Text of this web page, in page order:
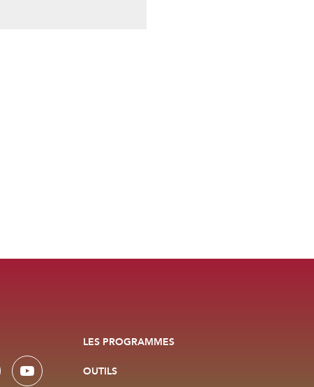
LES PROGRAMMES
OUTILS